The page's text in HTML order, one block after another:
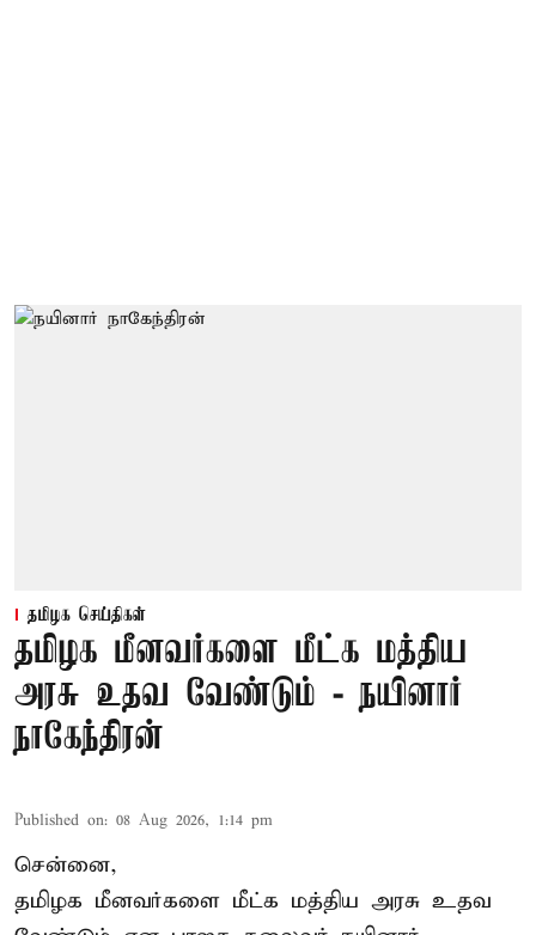
தமிழக செய்திகள்
தமிழக மீனவர்களை மீட்க மத்திய
அரசு உதவ வேண்டும் - நயினார்
நாகேந்திரன்
Published on: 08 Aug 2026, 1:14 pm
சென்னை,
தமிழக மீனவர்களை மீட்க மத்திய அரசு உதவ